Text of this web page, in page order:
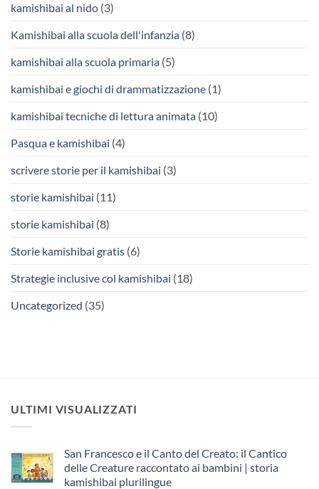
kamishibai al nido (3)
Kamishibai alla scuola dell'infanzia (8)
kamishibai alla scuola primaria (5)
kamishibai e giochi di drammatizzazione (1)
kamishibai tecniche di lettura animata (10)
Pasqua e kamishibai (4)
scrivere storie per il kamishibai (3)
storie kamishibai (11)
storie kamishibai (8)
Storie kamishibai gratis (6)
Strategie inclusive col kamishibai (18)
Uncategorized (35)
ULTIMI VISUALIZZATI
San Francesco e il Canto del Creato: il Cantico
delle Creature raccontato ai bambini | storia
kamishibai plurilingue